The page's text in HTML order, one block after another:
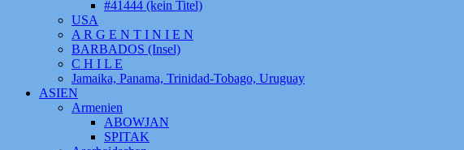
#41444 (kein Titel)
USA
A R G E N T I N I E N
BARBADOS (Insel)
C H I L E
Jamaika, Panama, Trinidad-Tobago, Uruguay
ASIEN
Armenien
ABOWJAN
SPITAK